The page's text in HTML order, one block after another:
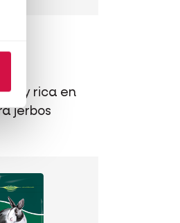
y rica en
jerbos